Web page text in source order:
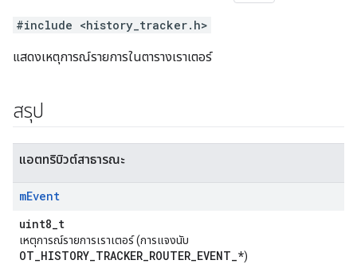
#include <history_tracker.h>
แสดงเหตุการณ์รายการในตารางเราเตอร์
สรุป
แอตทริบิวต์สาธารณะ
mEvent
uint8_t
เหตุการณ์รายการเราเตอร์ (การแจงนับ
OT_HISTORY_TRACKER_ROUTER_EVENT_*)